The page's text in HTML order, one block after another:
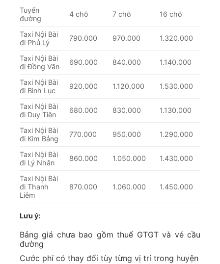
Tuyến
đường
4 chỗ 7 chỗ 16 chỗ
Taxi Nội Bài
đi Phủ Lý
790.000 970.000 1.320.000
Taxi Nội Bài
đi Đồng Văn
690.000 840.000 1.140.000
Taxi Nội Bài
đi Bình Lục
920.000 1.120.000 1.530.000
Taxi Nội Bài
đi Duy Tiên
680.000 830.000 1.130.000
Taxi Nội Bài
đi Kim Bảng
770.000 950.000 1.290.000
Taxi Nội Bài
đi Lý Nhân
860.000 1.050.000 1.430.000
Taxi Nội Bài
đi Thanh
Liêm
870.000 1.060.000 1.450.000
Lưu ý:
Bảng giá chưa bao gồm thuế GTGT và vé cầu
đường
Cước phí có thay đổi tùy từng vị trí trong huyện